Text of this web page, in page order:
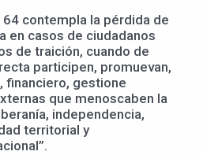
contempla la pérdida de
en casos de ciudadanos
de traición, cuando de
participen, promuevan,
financiero, gestione
que menoscaben la
independencia,
territorial y